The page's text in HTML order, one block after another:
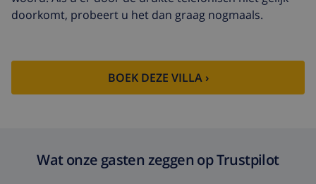
doorkomt, probeert u het dan graag nogmaals.
BOEK DEZE VILLA ›
Wat onze gasten zeggen op Trustpilot